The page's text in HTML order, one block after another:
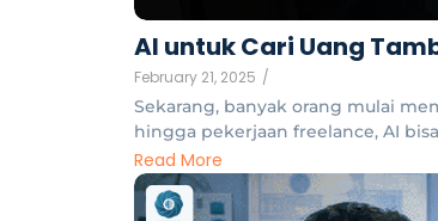
AI untuk Cari Uang
February 21, 2025 /
Sekarang, banyak orang mulai
hingga pekerjaan freelance, AI
Read More